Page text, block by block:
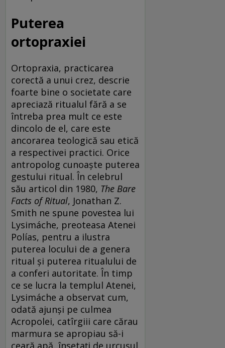
Puterea
ortopraxiei
Ortopraxia, practicarea
corectă a unui crez, descrie
foarte bine o societate care
apreciază ritualul fără a se
întreba prea mult ce este
dincolo de el, care este
ancorarea teologică sau etică
a respectivei practici. Orice
antropolog cunoaște puterea
gestului ritual. În celebrul
său articol din 1980, The Bare
Facts of Ritual, Jonathan Z.
Smith ne spune povestea lui
Lysimáche, preoteasa Atenei
Polías, pentru a ilustra
puterea locului de a genera
ritual și puterea ritualului de
a conferi autoritate. În timp
ce se lucra la templul Atenei,
Lysimáche a observat cum,
odată ajunși pe culmea
Acropolei, catîrgiii care cărau
marmura se apropiau să-i
ceară apă, însetați de urcușul